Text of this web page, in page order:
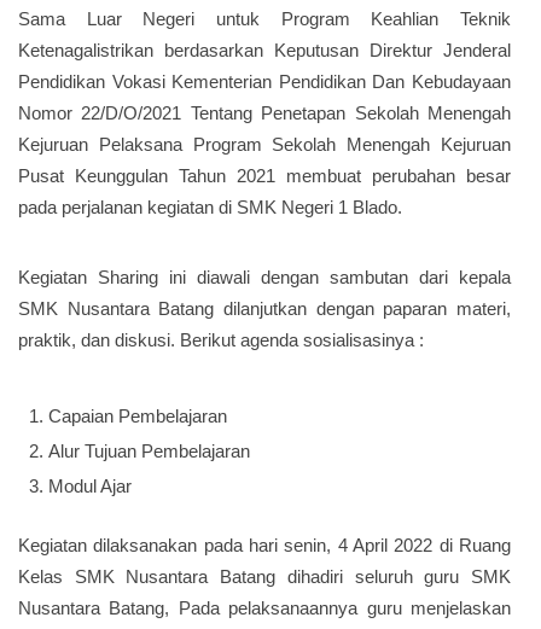
Sama Luar Negeri untuk Program Keahlian Teknik
Ketenagalistrikan berdasarkan Keputusan Direktur Jenderal
Pendidikan Vokasi Kementerian Pendidikan Dan Kebudayaan
Nomor 22/D/O/2021 Tentang Penetapan Sekolah Menengah
Kejuruan Pelaksana Program Sekolah Menengah Kejuruan
Pusat Keunggulan Tahun 2021 membuat perubahan besar
pada perjalanan kegiatan di SMK Negeri 1 Blado.
Kegiatan Sharing ini diawali dengan sambutan dari kepala
SMK Nusantara Batang dilanjutkan dengan paparan materi,
praktik, dan diskusi. Berikut agenda sosialisasinya :
Capaian Pembelajaran
Alur Tujuan Pembelajaran
Modul Ajar
Kegiatan dilaksanakan pada hari senin, 4 April 2022 di Ruang
Kelas SMK Nusantara Batang dihadiri seluruh guru SMK
Nusantara Batang, Pada pelaksanaannya guru menjelaskan